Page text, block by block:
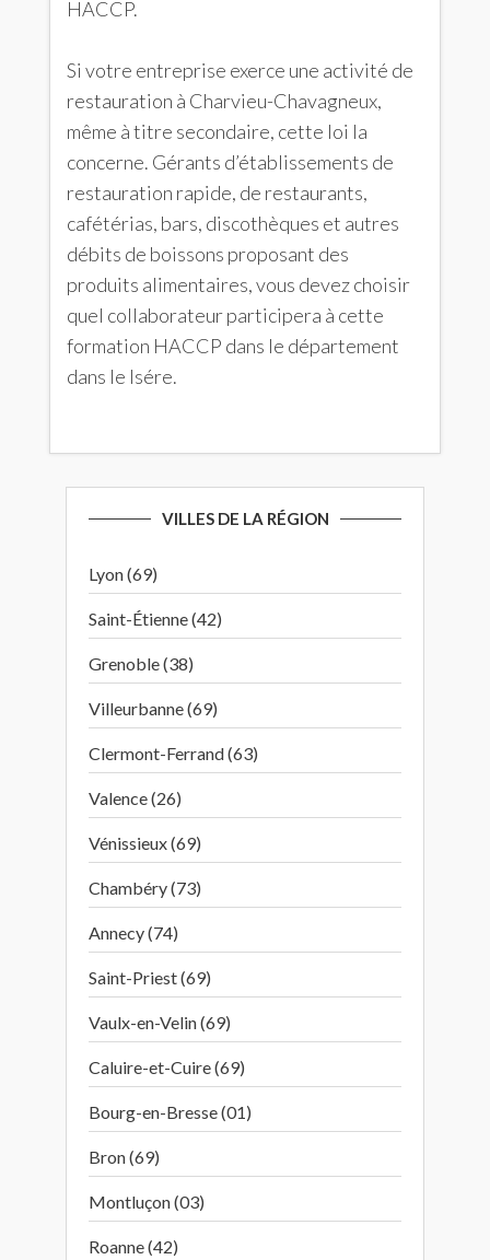
HACCP.
Si votre entreprise exerce une activité de
restauration à Charvieu-Chavagneux,
même à titre secondaire, cette loi la
concerne. Gérants d’établissements de
restauration rapide, de restaurants,
cafétérias, bars, discothèques et autres
débits de boissons proposant des
produits alimentaires, vous devez choisir
quel collaborateur participera à cette
formation HACCP dans le département
dans le Isére.
VILLES DE LA RÉGION
Lyon (69)
Saint-Étienne (42)
Grenoble (38)
Villeurbanne (69)
Clermont-Ferrand (63)
Valence (26)
Vénissieux (69)
Chambéry (73)
Annecy (74)
Saint-Priest (69)
Vaulx-en-Velin (69)
Caluire-et-Cuire (69)
Bourg-en-Bresse (01)
Bron (69)
Montluçon (03)
Roanne (42)